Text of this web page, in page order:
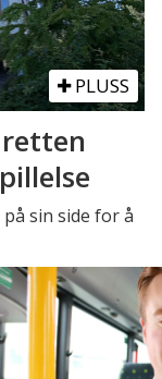
PLUSS
sin side for å